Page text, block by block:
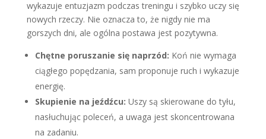
wykazuje entuzjazm podczas treningu i szybko uczy się
nowych rzeczy. Nie oznacza to, że nigdy nie ma
gorszych dni, ale ogólna postawa jest pozytywna.
Chętne poruszanie się naprzód: Koń nie wymaga
ciągłego popędzania, sam proponuje ruch i wykazuje
energię.
Skupienie na jeźdźcu: Uszy są skierowane do tyłu,
nasłuchując poleceń, a uwaga jest skoncentrowana
na zadaniu.